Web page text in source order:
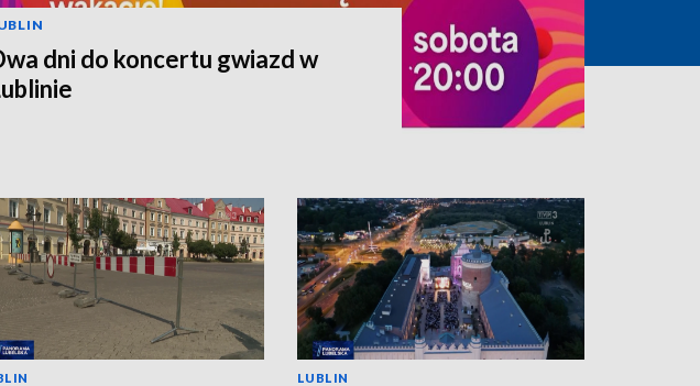
dni do koncertu gwiazd w
LUBLIN